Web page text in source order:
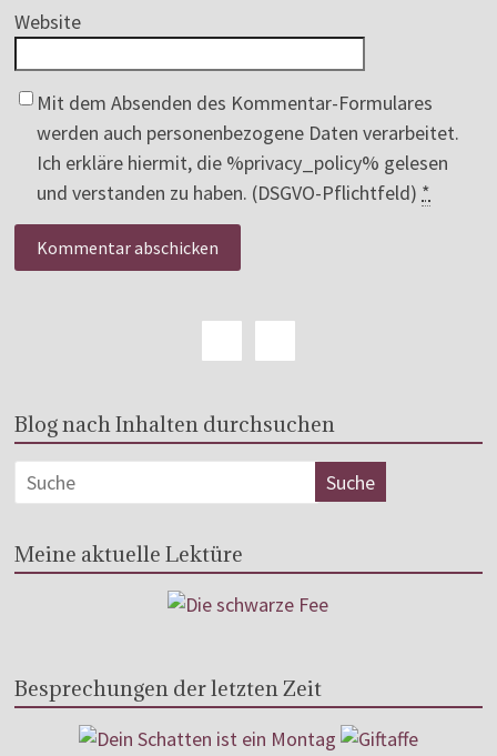
Website
Mit dem Absenden des Kommentar-Formulares
werden auch personenbezogene Daten verarbeitet.
Ich erkläre hiermit, die %privacy_policy% gelesen
und verstanden zu haben. (DSGVO-Pflichtfeld) *
Blog nach Inhalten durchsuchen
Meine aktuelle Lektüre
Besprechungen der letzten Zeit